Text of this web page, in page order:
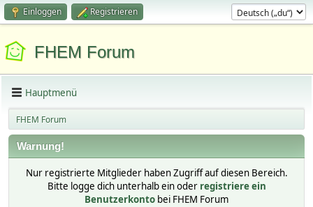
Einloggen Registrieren
FHEM Forum
Hauptmenü
FHEM Forum
Warnung!
Nur registrierte Mitglieder haben Zugriff auf diesen Bereich.
Bitte logge dich unterhalb ein oder registriere ein
Benutzerkonto bei FHEM Forum